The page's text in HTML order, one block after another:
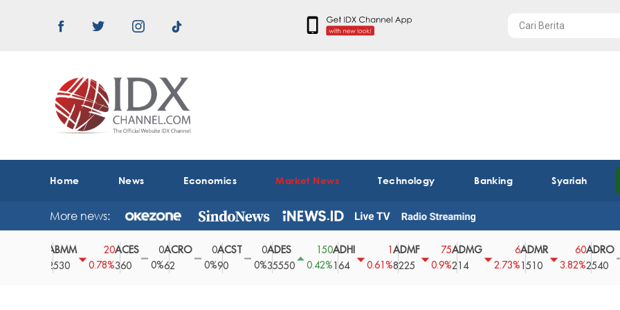
Home News Economics Market News Technology Banking Syariah
More news:
20
0.78%
ACES
360
0
0%
ACRO
0ACST
0
0%
ADES
35550
150
0.42%
ADHI
164
0.61%
ADMF
8225
75
0.9%
ADMG
214
2.73%
ADMR
1510
60
3.82%
ADRO
2540
0
0%